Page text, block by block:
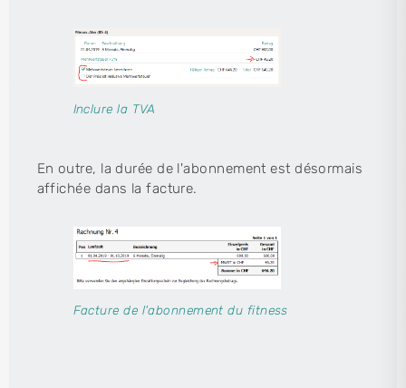
Inclure la TVA
En outre, la durée de l'abonnement est désormais
affichée dans la facture.
Facture de l'abonnement du fitness